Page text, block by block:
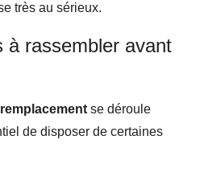
très au sérieux.
à rassembler avant
remplacement se déroule
de disposer de certaines